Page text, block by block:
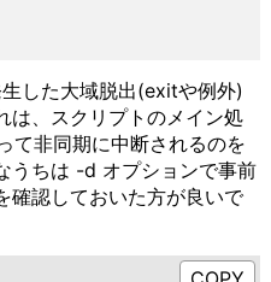
した大域脱出(exitや例外)
は、スクリプトのメイン処
て非同期に中断されるのを
うちは -d オプションで事前
確認しておいた方が良いで